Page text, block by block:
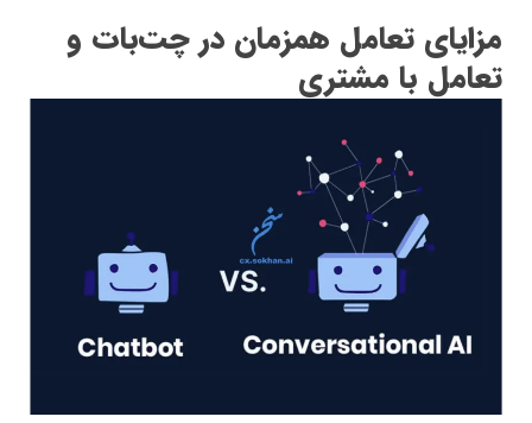
مزایای تعامل همزمان در چت‌بات‌ و
تعامل با مشتری